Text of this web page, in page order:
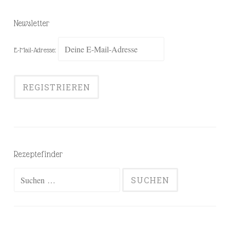
Newsletter
E-Mail-Adresse:
Rezeptefinder